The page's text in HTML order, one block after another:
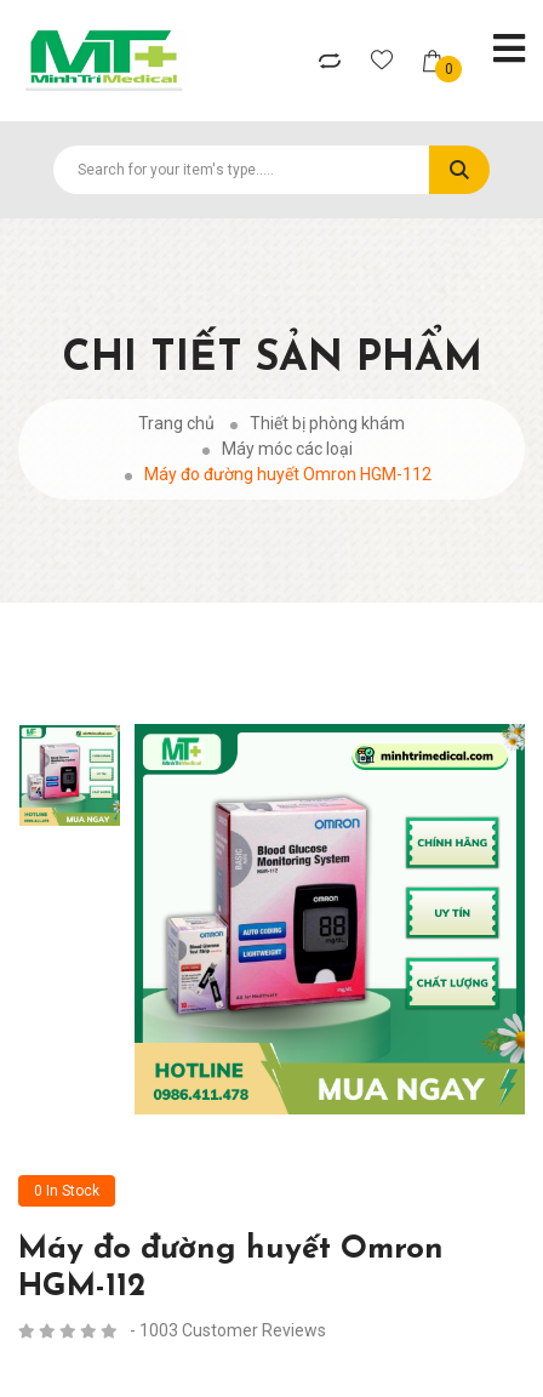
0
CHI TIẾT SẢN PHẨM
Trang chủ
Thiết bị phòng khám
Máy móc các loại
Máy đo đường huyết Omron HGM-112
0 In Stock
Máy đo đường huyết Omron
HGM-112
- 1003 Customer Reviews